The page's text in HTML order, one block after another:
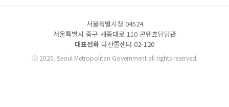
서울특별시청 04524
서울특별시 중구 세종대로 110 콘텐츠담당관
대표전화 다산콜센터 02-120
ⓒ2020. Seoul Metropolitan Government all rights reserved.